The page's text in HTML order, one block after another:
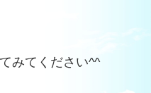
みてください^^